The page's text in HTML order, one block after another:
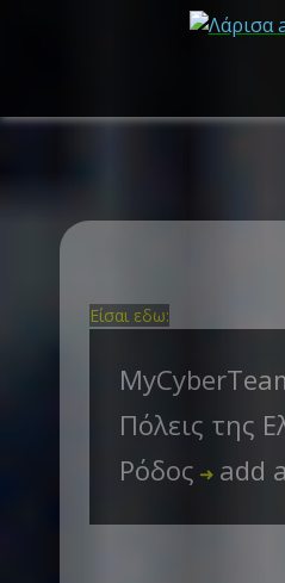
Είσαι εδω:
Πόλεις της
Ρόδος ➜ add